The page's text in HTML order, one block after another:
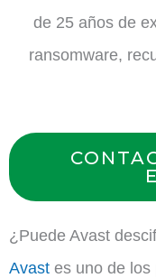
de 25 años de
ransomware,
¿Puede Avast
Avast es uno de los